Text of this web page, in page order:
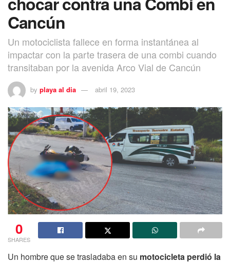
Cancún
Un motociclista fallece en forma instantánea al
impactar con la parte trasera de una combi cuando
transitaban por la avenida Arco Vial de Cancún
by playa al dia abril 19, 2023
0
SHARES
Un hombre que se trasladaba en su motocicleta perdió la